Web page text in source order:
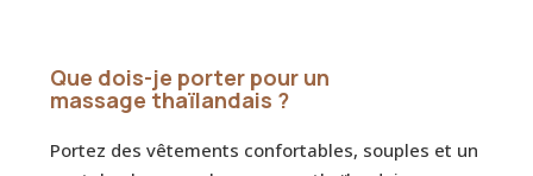
Que dois-je porter pour un
massage thaïlandais ?
Portez des vêtements confortables, souples et un